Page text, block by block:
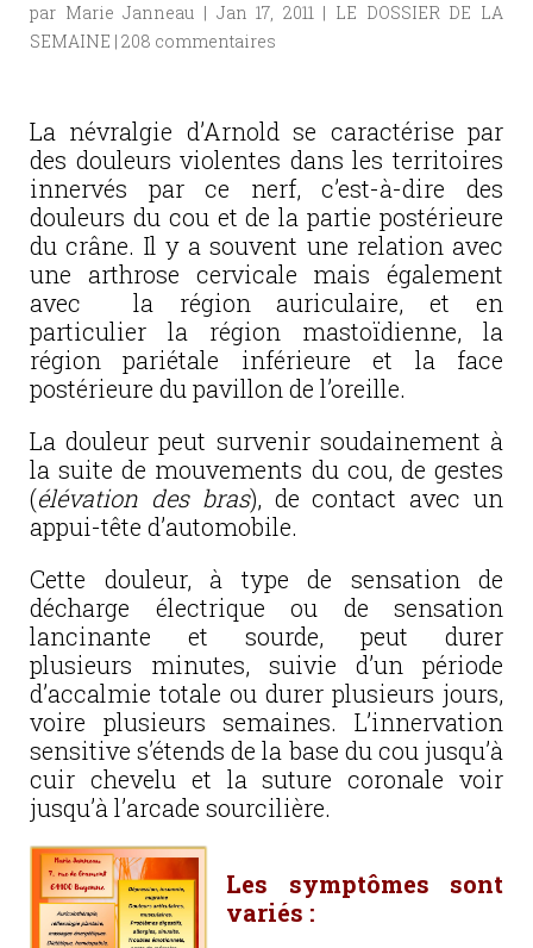
par Marie Janneau | Jan 17, 2011| LE DOSSIER DE LA
SEMAINE | 208 commentaires
La névralgie d’Arnold se caractérise par
des douleurs violentes dans les territoires
innervés par ce nerf, c’est-à-dire des
douleurs du cou et de la partie postérieure
du crâne. Il y a souvent une relation avec
une arthrose cervicale mais également
avec la région auriculaire, et en
particulier la région mastoïdienne, la
région pariétale inférieure et la face
postérieure du pavillon de l’oreille.
La douleur peut survenir soudainement à
la suite de mouvements du cou, de gestes
(élévation des bras), de contact avec un
appui-tête d’automobile.
Cette douleur, à type de sensation de
décharge électrique ou de sensation
lancinante et sourde, peut durer
plusieurs minutes, suivie d’un période
d’accalmie totale ou durer plusieurs jours,
voire plusieurs semaines. L’innervation
sensitive s’étends de la base du cou jusqu’à
cuir chevelu et la suture coronale voir
jusqu’à l’arcade sourcilière.
Les symptômes sont
variés :